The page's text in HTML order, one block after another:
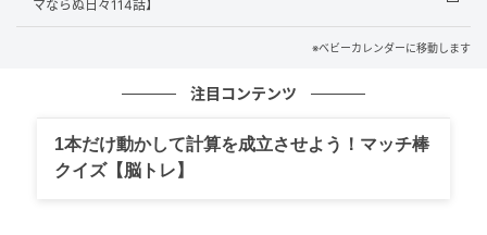
元記事で読む
ベビーカレンダーは妊娠・出産・育児の情報サイト
です。みんなのクチコミや体験談から産婦人科検
マならぬ日々114話】
※ベビーカレンダーに移動します
注目コンテンツ
1本だけ動かして計算を成立させよう！マッチ棒
クイズ【脳トレ】